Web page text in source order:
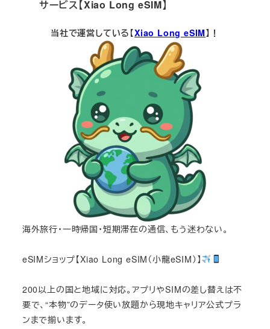
サービス【Xiao Long eSIM】
当社で運営している【Xiao Long eSIM】！
海外旅行・一時帰国・短期滞在の通信、もう迷わない。
eSIMショップ【Xiao Long eSIM（小龍eSIM）】
200以上の国と地域に対応。アプリやSIMの差し替えは不
要で、“本物”のデータ使い放題から現地キャリア公式プラ
ンまで揃います。